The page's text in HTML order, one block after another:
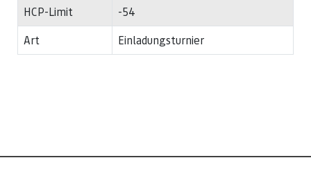
HCP-Limit
-54
Art
Einladungsturnier